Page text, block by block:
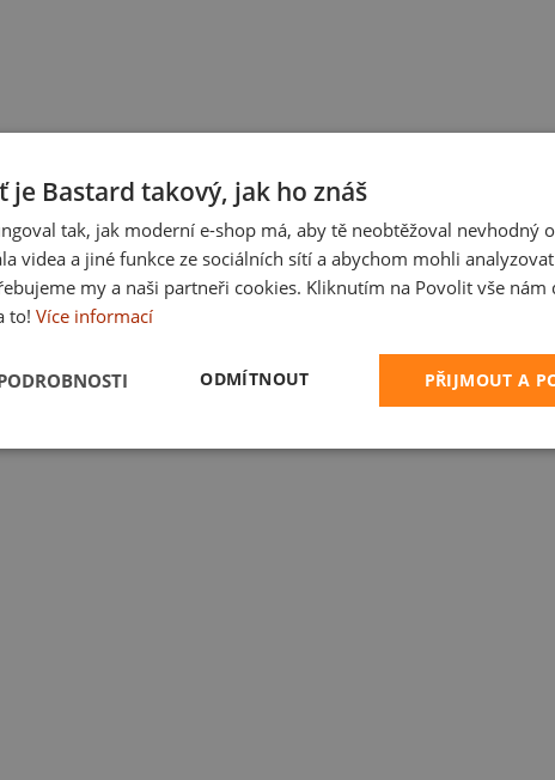
je Bastard takový, jak ho znáš
tak, jak moderní e-shop má, aby tě neobtěžoval nevhodný
videa a jiné funkce ze sociálních sítí a abychom mohli
my a naši partneři cookies. Kliknutím na Povolit vše nám
to! Více informací
PŘIJMOUT A
ODMÍTNOUT